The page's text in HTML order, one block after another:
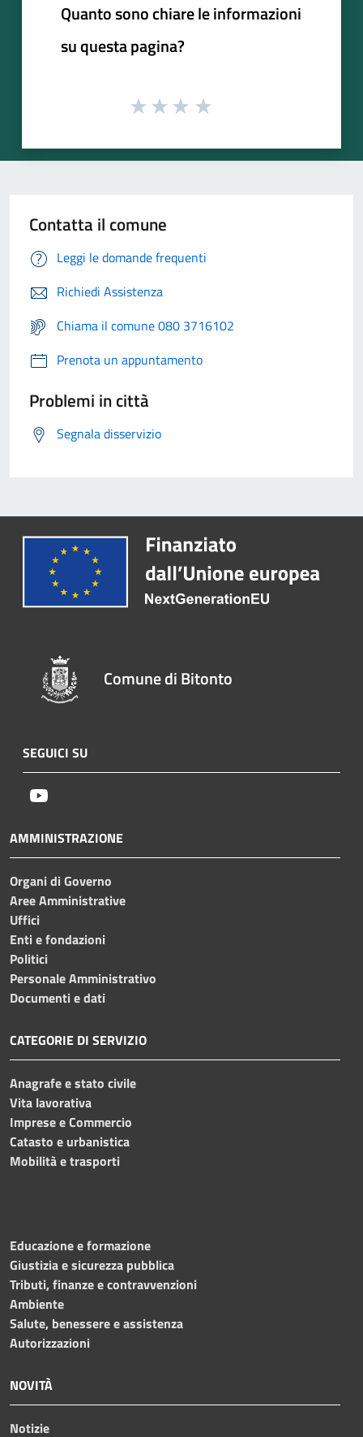
Quanto sono chiare le informazioni
su questa pagina?
Contatta il comune
Leggi le domande frequenti
Richiedi Assistenza
Chiama il comune 080 3716102
Prenota un appuntamento
Problemi in città
Segnala disservizio
Comune di Bitonto
SEGUICI SU
AMMINISTRAZIONE
Organi di Governo
Aree Amministrative
Uffici
Enti e fondazioni
Politici
Personale Amministrativo
Documenti e dati
CATEGORIE DI SERVIZIO
Anagrafe e stato civile
Vita lavorativa
Imprese e Commercio
Catasto e urbanistica
Mobilità e trasporti
Educazione e formazione
Giustizia e sicurezza pubblica
Tributi, finanze e contravvenzioni
Ambiente
Salute, benessere e assistenza
Autorizzazioni
NOVITÀ
Notizie